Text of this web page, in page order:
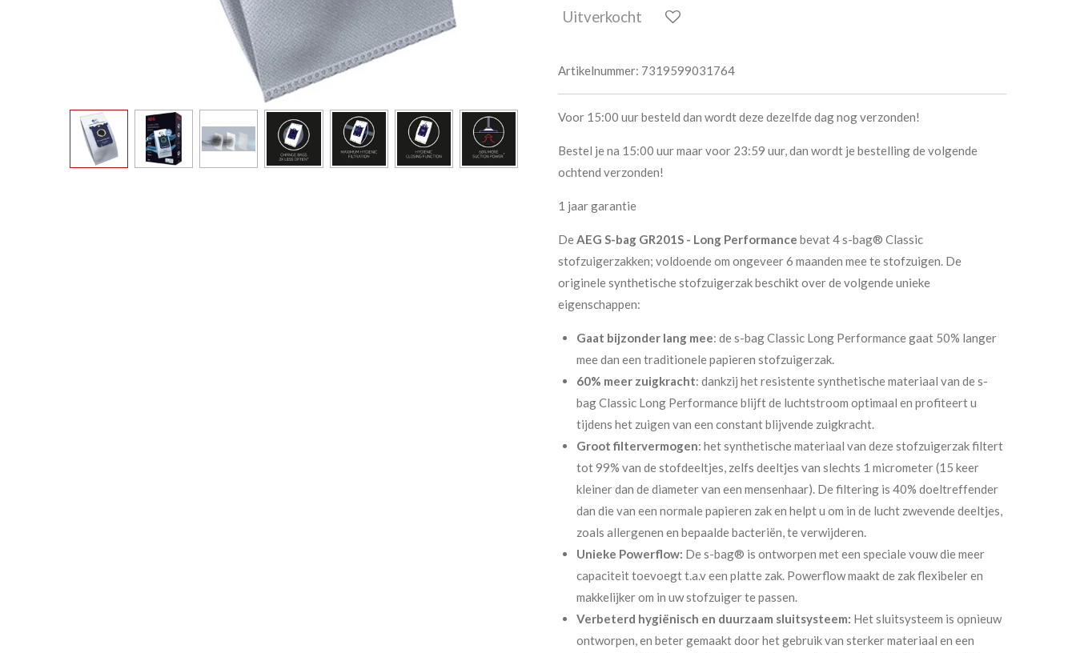
Uitverkocht
Artikelnummer: 7319599031764
Voor 15:00 uur besteld dan wordt deze dezelfde dag nog verzonden!
Bestel je na 15:00 uur maar voor 23:59 uur, dan wordt je bestelling de volgende
ochtend verzonden!
1 jaar garantie
De AEG S-bag GR201S - Long Performance bevat 4 s-bag® Classic
stofzuigerzakken; voldoende om ongeveer 6 maanden mee te stofzuigen. De
originele synthetische stofzuigerzak beschikt over de volgende unieke
eigenschappen:
Gaat bijzonder lang mee: de s-bag Classic Long Performance gaat 50% langer
mee dan een traditionele papieren stofzuigerzak.
60% meer zuigkracht: dankzij het resistente synthetische materiaal van de s-
bag Classic Long Performance blijft de luchtstroom optimaal en profiteert u
tijdens het zuigen van een constant blijvende zuigkracht.
Groot filtervermogen: het synthetische materiaal van deze stofzuigerzak filtert
tot 99% van de stofdeeltjes, zelfs deeltjes van slechts 1 micrometer (15 keer
kleiner dan de diameter van een mensenhaar). De filtering is 40% doeltreffender
dan die van een normale papieren zak en helpt u om in de lucht zwevende deeltjes,
zoals allergenen en bepaalde bacteriën, te verwijderen.
Unieke Powerflow: De s-bag® is ontworpen met een speciale vouw die meer
capaciteit toevoegt t.a.v een platte zak. Powerflow maakt de zak flexibeler en
makkelijker om in uw stofzuiger te passen.
Verbeterd hygiënisch en duurzaam sluitsysteem: Het sluitsysteem is opnieuw
ontworpen, en beter gemaakt door het gebruik van sterker materiaal en een